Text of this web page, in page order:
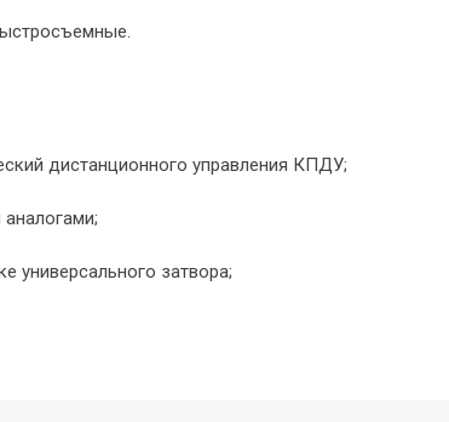
дистанционного управления КПДУ;
универсального затвора;